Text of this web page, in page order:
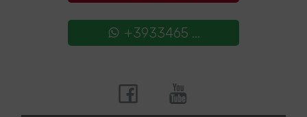
+3933465 ...